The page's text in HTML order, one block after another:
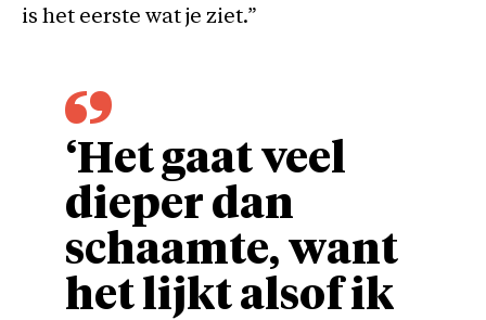
is het eerste wat je ziet.”
‘Het gaat veel
dieper dan
schaamte, want
het lijkt alsof ik